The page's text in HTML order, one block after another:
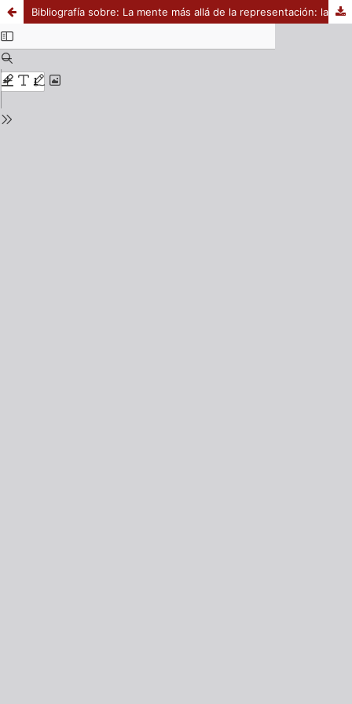
Bibliografía sobre: La mente más allá de la representación: las múltiples caras de la cognición corporizada y las teorías de las 4E